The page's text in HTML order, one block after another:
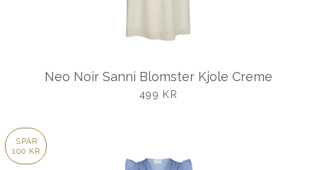
Neo Noir Sanni Blomster Kjole Creme
UDSALGSPRIS
499 KR
SPAR
100 KR